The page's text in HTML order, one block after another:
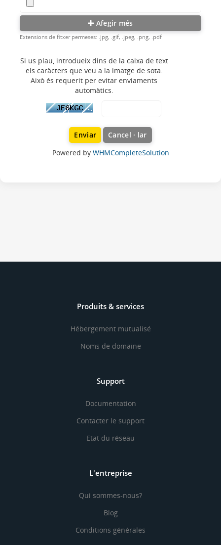
Afegir més
Extensions de fitxer permeses: .jpg, .gif, .jpeg, .png, .pdf
Si us plau, introdueix dins de la caixa de text
els caràcters que veu a la imatge de sota.
Això és requerit per evitar enviaments
automàtics.
Cancel · lar
Powered by WHMCompleteSolution
Produits & services
Hébergement mutualisé
Noms de domaine
Support
Documentation
Contacter le support
Etat du réseau
L'entreprise
Qui sommes-nous?
Blog
Conditions générales